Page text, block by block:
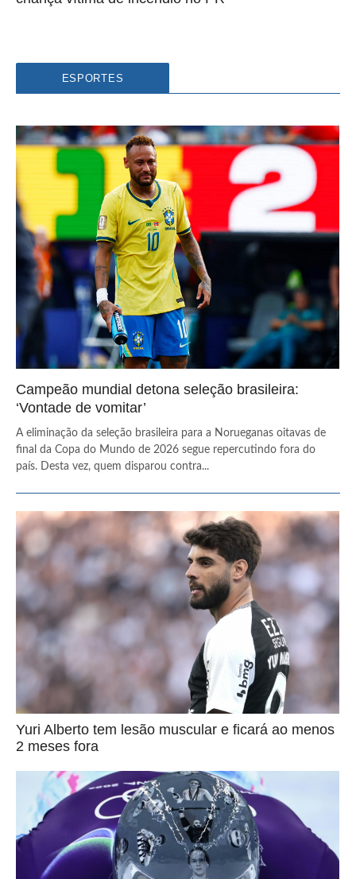
ESPORTES
Campeão mundial detona seleção brasileira:
‘Vontade de vomitar’
A eliminação da seleção brasileira para a Norueganas oitavas de
final da Copa do Mundo de 2026 segue repercutindo fora do
país. Desta vez, quem disparou contra...
Yuri Alberto tem lesão muscular e ficará ao menos
2 meses fora